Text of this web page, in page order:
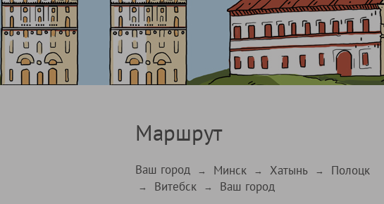
Маршрут
Ваш город → Минск → Хатынь → Полоцк
→ Витебск → Ваш город